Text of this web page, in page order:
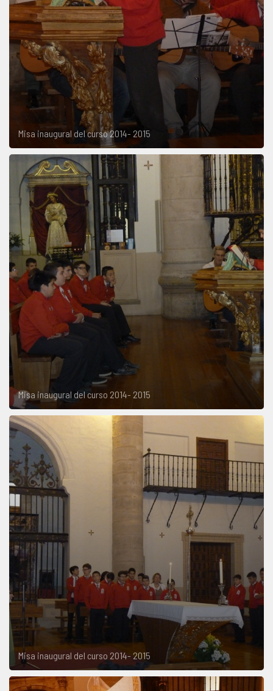
Misa inaugural del curso 2014- 2015
Misa inaugural del curso 2014- 2015
Misa inaugural del curso 2014- 2015